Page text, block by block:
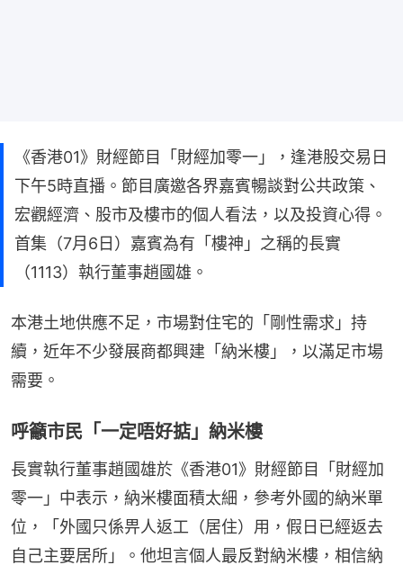
《香港01》財經節目「財經加零一」，逢港股交易日
下午5時直播。節目廣邀各界嘉賓暢談對公共政策、
宏觀經濟、股市及樓市的個人看法，以及投資心得。
首集（7月6日）嘉賓為有「樓神」之稱的長實
（1113）執行董事趙國雄。
本港土地供應不足，市場對住宅的「剛性需求」持
續，近年不少發展商都興建「納米樓」，以滿足市場
需要。
呼籲市民「一定唔好掂」納米樓
長實執行董事趙國雄於《香港01》財經節目「財經加
零一」中表示，納米樓面積太細，參考外國的納米單
位，「外國只係畀人返工（居住）用，假日已經返去
自己主要居所」。他坦言個人最反對納米樓，相信納